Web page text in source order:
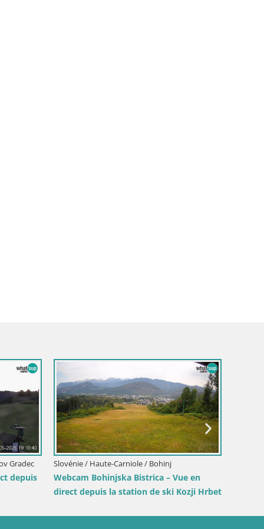
Haut Adige / Brunico
Kronplatz sommet | vue
Italie / Trentin-Haut Adige / Brunico
Sommet du Kronplatz | vue
– Olang